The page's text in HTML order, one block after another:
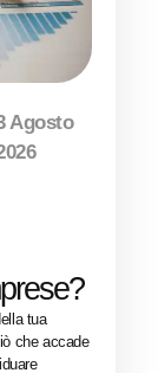
Agosto
tua
che accade